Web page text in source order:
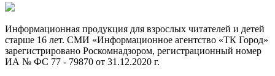
Информационная продукция для взрослых читателей и детей
старше 16 лет. СМИ «Информационное агентство «ТК Город»
зарегистрировано Роскомнадзором, регистрационный номер
ИА № ФС 77 - 79870 от 31.12.2020 г.